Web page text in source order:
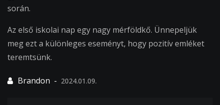
során.
Az első iskolai nap egy nagy mérföldkő. Ünnepeljük
meg ezt a különleges eseményt, hogy pozitív emléket
teremtsünk.
2024.01.09.